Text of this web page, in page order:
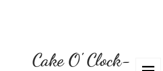
Cake O' Clock-